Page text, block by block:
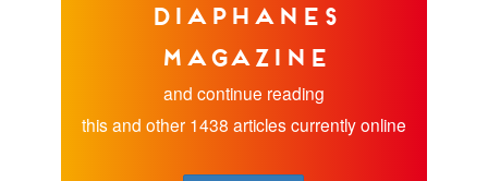
diaphanes
magazine
and continue reading
this and other 1438 articles currently online